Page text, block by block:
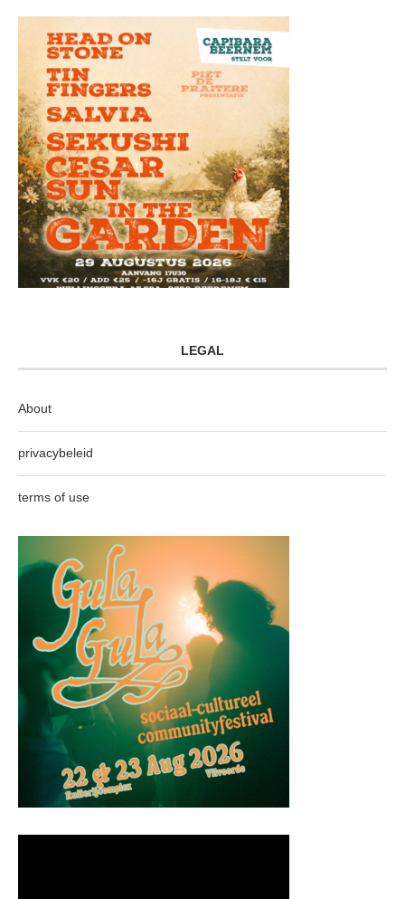
LEGAL
About
privacybeleid
terms of use